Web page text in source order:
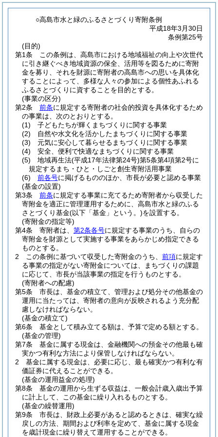
○高島市水と緑のふるさとづくり寄附条例
平成18年3月30日
条例第25号
(目的)
第1条
この条例は、高島市における地域福祉の向上や次世代
に引き継ぐべき地域資源の保全、活用等を図るために寄附
金を募り、それを財源に寄附者の高島市への思いを具体化
することによって、多様な人々の参加による個性あふれる
ふるさとづくりに資することを目的とする。
(事業の区分)
第2条
前条に規定する寄附者の社会的投資を具体化するため
の事業は、次のとおりとする。
(1)
子どもたちが輝くまちづくりに関する事業
(2)
自然や水文化を活かしたまちづくりに関する事業
(3)
元気に安心して暮らせるまちづくりに関する事業
(4)
安全、便利で快適なまちづくりに関する事業
(5)
地域再生法(平成17年法律第24号)第5条第4項第2号に
規定するまち・ひと・しごと創生寄附活用事業
(6)
前各号に掲げるもののほか、市長が必要と認める事業
(基金の設置)
第3条
前条に規定する事業に充てるため寄附者から収受した
寄附金を適正に管理運用するために、高島市水と緑のふる
さとづくり基金(以下「基金」という。)を設置する。
(寄附金の指定等)
第4条
寄附者は、 第2条各号に規定する事業のうち、自らの
寄附金を財源として実施する事業をあらかじめ指定できる
ものとする。
2
この条例に基づいて収受した寄附金のうち、 前項に規定す
る事業の指定がない寄附金については、まちづくりの課題
に応じて、市長が当該事業の指定を行うものとする。
(寄附者への配慮)
第5条
市長は、基金の積立て、管理および処分その他基金の
運用に当たっては、寄附者の意向が反映されるよう充分配
慮しなければならない。
(基金の積立て)
第6条
基金として積み立てる額は、予算で定める額とする。
(基金の管理)
第7条
基金に属する現金は、金融機関への預金その他最も確
実かつ有利な方法により保管しなければならない。
2
基金に属する現金は、必要に応じ、最も確実かつ有利な有
価証券に代えることができる。
(基金の運用益金の処理)
第8条
基金の運用から生ずる収益は、一般会計歳入歳出予算
に計上して、この基金に繰り入れるものとする。
(基金の繰替運用)
第9条
市長は、財政上必要があると認めるときは、確実な繰
戻しの方法、期間および利率を定めて、基金に属する現金
を歳計現金に繰り替えて運用することができる。